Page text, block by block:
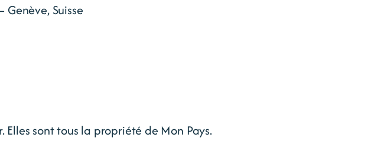
Genève, Suisse
Elles sont tous la propriété de Mon Pays.